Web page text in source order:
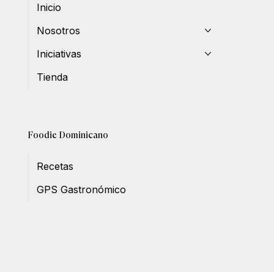
Inicio
Nosotros
Iniciativas
Tienda
Foodie Dominicano
Recetas
GPS Gastronómico